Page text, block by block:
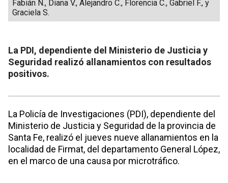
Fabián N., Diana V., Alejandro C., Florencia C., Gabriel F., y
Graciela S.
La PDI, dependiente del Ministerio de Justicia y
Seguridad realizó allanamientos con resultados
positivos.
La Policía de Investigaciones (PDI), dependiente del
Ministerio de Justicia y Seguridad de la provincia de
Santa Fe, realizó el jueves nueve allanamientos en la
localidad de Firmat, del departamento General López,
en el marco de una causa por microtráfico.